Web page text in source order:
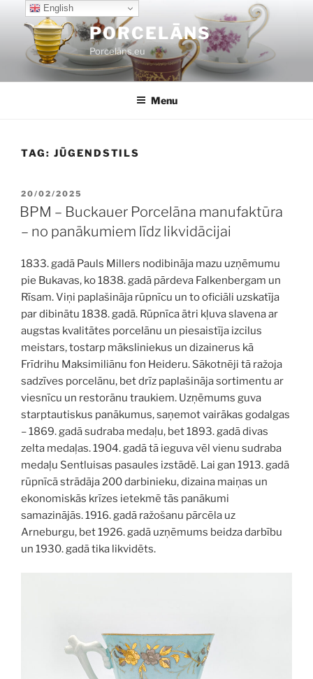
content
PORCELĀNS
Porcelāns.eu
Menu
TAG: JŪGENDSTILS
POSTED
ON
20/02/2025
BPM – Buckauer Porcelāna manufaktūra
– no panākumiem līdz likvidācijai
1833. gadā Pauls Millers nodibināja mazu uzņēmumu
pie Bukavas, ko 1838. gadā pārdeva Falkenbergam un
Rīsam. Viņi paplašināja rūpnīcu un to oficiāli uzskatīja
par dibinātu 1838. gadā. Rūpnīca ātri kļuva slavena ar
augstas kvalitātes porcelānu un piesaistīja izcilus
meistars, tostarp māksliniekus un dizainerus kā
Frīdrihu Maksimiliānu fon Heideru. Sākotnēji tā ražoja
sadzīves porcelānu, bet drīz paplašināja sortimentu ar
viesnīcu un restorānu traukiem. Uzņēmums guva
starptautiskus panākumus, saņemot vairākas godalgas
– 1869. gadā sudraba medaļu, bet 1893. gadā divas
zelta medaļas. 1904. gadā tā ieguva vēl vienu sudraba
medaļu Sentluisas pasaules izstādē. Lai gan 1913. gadā
rūpnīcā strādāja 200 darbinieku, dizaina maiņas un
ekonomiskās krīzes ietekmē tās panākumi
samazinājās. 1916. gadā ražošanu pārcēla uz
Arneburgu, bet 1926. gadā uzņēmums beidza darbību
un 1930. gadā tika likvidēts.
English